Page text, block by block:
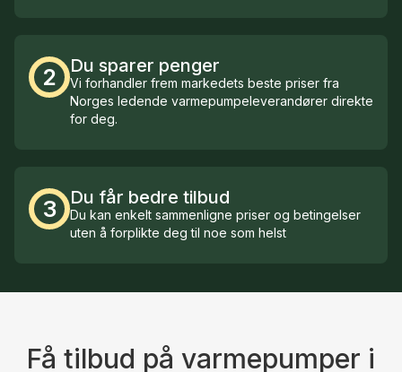
2 Du sparer penger
Vi forhandler frem markedets beste priser fra
Norges ledende varmepumpeleverandører direkte
for deg.
3 Du får bedre tilbud
Du kan enkelt sammenligne priser og betingelser
uten å forplikte deg til noe som helst
Få tilbud på varmepumper i